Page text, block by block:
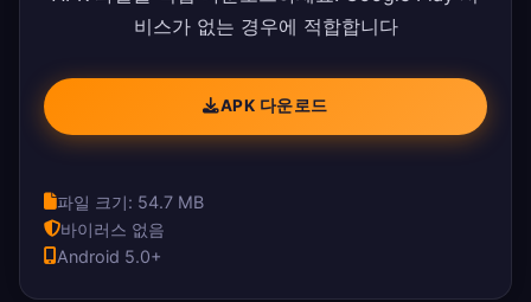
비스가 없는 경우에 적합합니다
APK 다운로드
파일 크기: 54.7 MB
바이러스 없음
Android 5.0+